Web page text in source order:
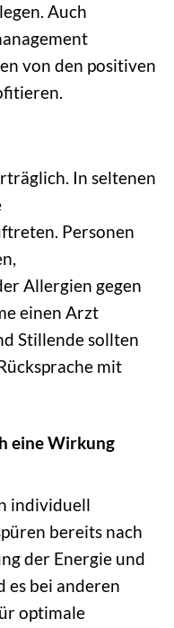
Auch
von den positiven
In seltenen
Personen
Allergien gegen
einen Arzt
Stillende sollten
mit
eine Wirkung
individuell
bereits nach
der Energie und
es bei anderen
optimale